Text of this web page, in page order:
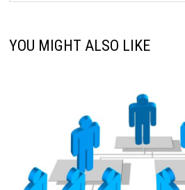
YOU MIGHT ALSO LIKE